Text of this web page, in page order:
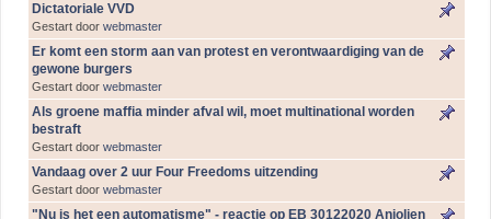
Dictatoriale VVD
Gestart door webmaster
Er komt een storm aan van protest en verontwaardiging van de
gewone burgers
Gestart door webmaster
Als groene maffia minder afval wil, moet multinational worden
bestraft
Gestart door webmaster
Vandaag over 2 uur Four Freedoms uitzending
Gestart door webmaster
"Nu is het een automatisme" - reactie op EB 30122020 Anjolien